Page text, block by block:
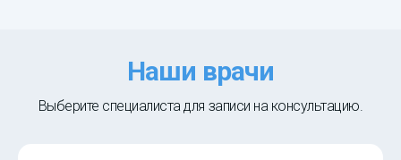
Наши врачи
Выберите специалиста для записи на консультацию.